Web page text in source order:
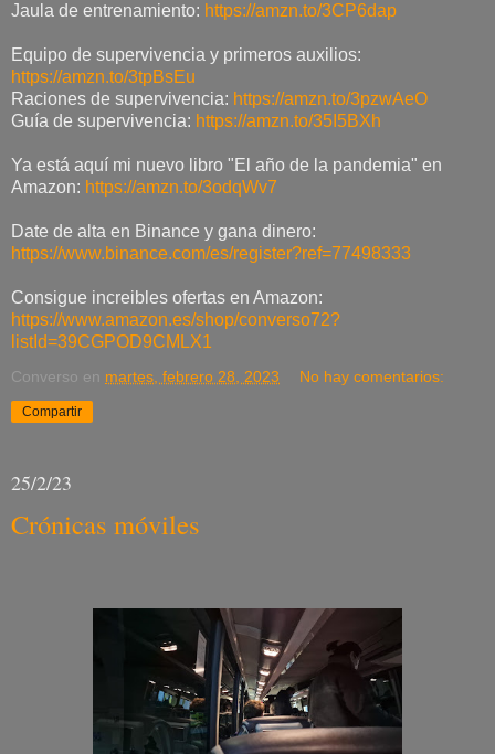
Jaula de entrenamiento: https://amzn.to/3CP6dap
Equipo de supervivencia y primeros auxilios:
https://amzn.to/3tpBsEu
Raciones de supervivencia: https://amzn.to/3pzwAeO
Guía de supervivencia: https://amzn.to/35I5BXh
Ya está aquí mi nuevo libro "El año de la pandemia" en
Amazon: https://amzn.to/3odqWv7
Date de alta en Binance y gana dinero:
https://www.binance.com/es/register?ref=77498333
Consigue increibles ofertas en Amazon:
https://www.amazon.es/shop/converso72?
listId=39CGPOD9CMLX1
Converso en martes, febrero 28, 2023 No hay comentarios:
Compartir
25/2/23
Crónicas móviles